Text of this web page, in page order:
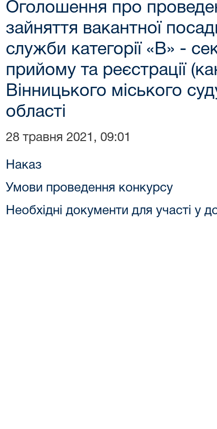
Оголошення про
зайняття вакантної
служби категорії «В» -
прийому та реєстрації
Вінницького міського
області
28 травня 2021, 09:01
Наказ
Умови проведення конкурсу
Необхідні документи для участі у